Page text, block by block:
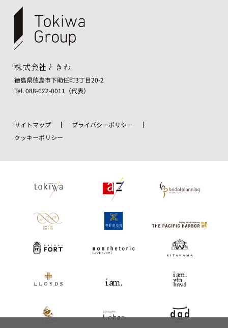
株式会社ときわ
徳島県徳島市下助任町3丁目20-2
Tel. 088-622-0011（代表）
サイトマップ
プライバシーポリシー
クッキーポリシー